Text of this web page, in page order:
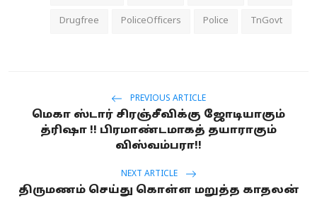
Drugfree PoliceOfficers Police TnGovt
PREVIOUS ARTICLE
மெகா ஸ்டார் சிரஞ்சீவிக்கு ஜோடியாகும்
த்ரிஷா !! பிரமாண்டமாகத் தயாராகும்
விஸ்வம்பரா!!
NEXT ARTICLE
திருமணம் செய்து கொள்ள மறுத்த காதலன்